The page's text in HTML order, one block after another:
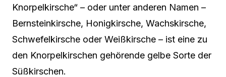
Knorpelkirsche“ – oder unter anderen Namen –
Bernsteinkirsche, Honigkirsche, Wachskirsche,
Schwefelkirsche oder Weißkirsche – ist eine zu
den Knorpelkirschen gehörende gelbe Sorte der
Süßkirschen.